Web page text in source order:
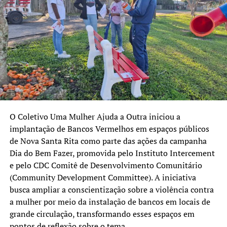
critério da nota de corte, sequer exige que seja realizado
o Enem.
“Essas limitações foram criadas por meio de portaria com
o objetivo de limitar o cesso dos estudantes ao FIES. No
entanto, essa limitação não poderia ter sido realizada por
meio de portarias, tendo em vista que o financiamento
estudantil foi criado por meio de uma lei e deveria ser
alterado também por uma lei.”, esclarece Rodrigues.
TÓPICOS RELACIONADOS: CANOAS EDUCAÇÃO
FEATURED
FIES
MEDICINA TRF4
A SEGUIR UP
Pedagoga formada em Canoas aplica aprendizado na
França
NÃO SE ESQUEÇA
Secretaria de Esporte e Lazer está atendendo em novo
endereço
O Coletivo Uma Mulher Ajuda a Outra iniciou a
implantação de Bancos Vermelhos em espaços públicos
de Nova Santa Rita como parte das ações da campanha
Dia do Bem Fazer, promovida pelo Instituto Intercement
e pelo CDC Comitê de Desenvolvimento Comunitário
(Community Development Committee). A iniciativa
busca ampliar a conscientização sobre a violência contra
a mulher por meio da instalação de bancos em locais de
grande circulação, transformando esses espaços em